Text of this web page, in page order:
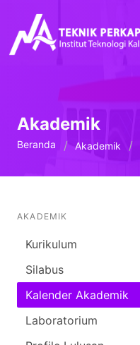
Akademik
Beranda Akademik
AKADEMIK
Kurikulum
Silabus
Kalender Akademik
Laboratorium